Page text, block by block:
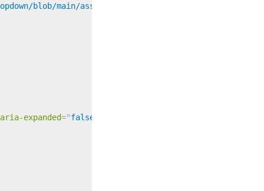
blob/main/assets/images/user.jpg?raw=true
aria-expanded="false